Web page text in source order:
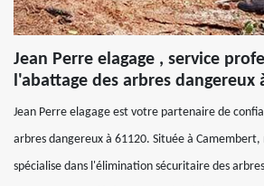
Jean Perre elagage , service
l'abattage des arbres dangereux
Jean Perre elagage est votre partenaire de
arbres dangereux à 61120. Située à
spécialise dans l'élimination sécuritaire des